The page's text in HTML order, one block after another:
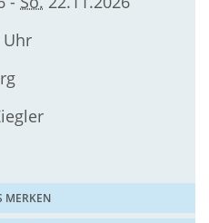
Uhr
MERKEN